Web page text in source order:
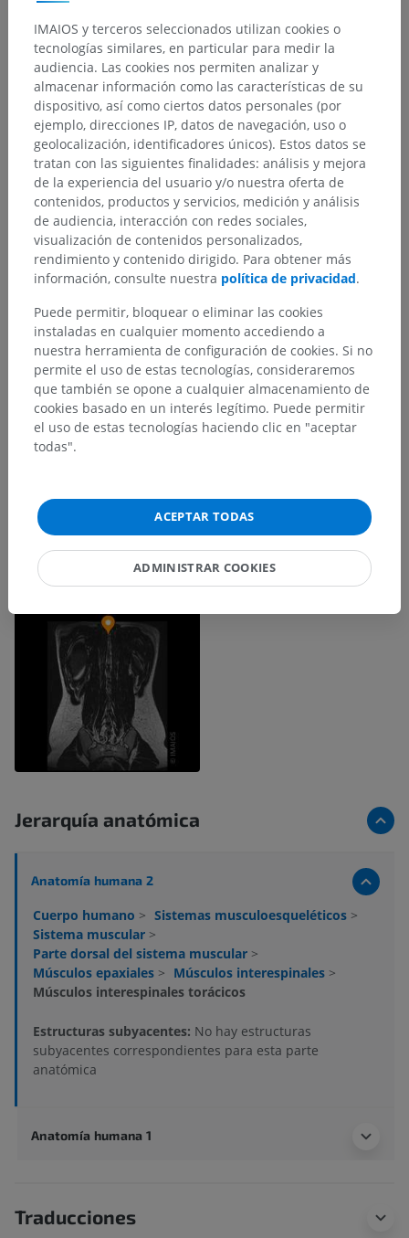
Jerarquía anatómica
Anatomía humana 2
Cuerpo humano > Sistemas musculoesqueléticos >
Sistema muscular >
Parte dorsal del sistema muscular >
Músculos epaxiales > Músculos interespinales >
Músculos interespinales torácicos
Estructuras subyacentes: No hay estructuras
subyacentes correspondientes para esta parte
anatómica
Anatomía humana 1
Traducciones
IMAIOS y terceros seleccionados utilizan cookies o
tecnologías similares, en particular para medir la
audiencia. Las cookies nos permiten analizar y
almacenar información como las características de su
dispositivo, así como ciertos datos personales (por
ejemplo, direcciones IP, datos de navegación, uso o
geolocalización, identificadores únicos). Estos datos se
tratan con las siguientes finalidades: análisis y mejora
de la experiencia del usuario y/o nuestra oferta de
contenidos, productos y servicios, medición y análisis
de audiencia, interacción con redes sociales,
visualización de contenidos personalizados,
rendimiento y contenido dirigido. Para obtener más
información, consulte nuestra política de privacidad.
Puede permitir, bloquear o eliminar las cookies
instaladas en cualquier momento accediendo a
nuestra herramienta de configuración de cookies. Si no
permite el uso de estas tecnologías, consideraremos
que también se opone a cualquier almacenamiento de
cookies basado en un interés legítimo. Puede permitir
el uso de estas tecnologías haciendo clic en "aceptar
todas".
ACEPTAR TODAS
ADMINISTRAR COOKIES